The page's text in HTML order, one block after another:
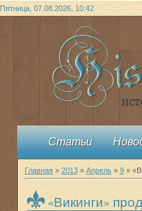
Пятница, 07.08.2026, 10:42
Статьи
Главная» 2013 » Апрель » 9»
«Викинги»